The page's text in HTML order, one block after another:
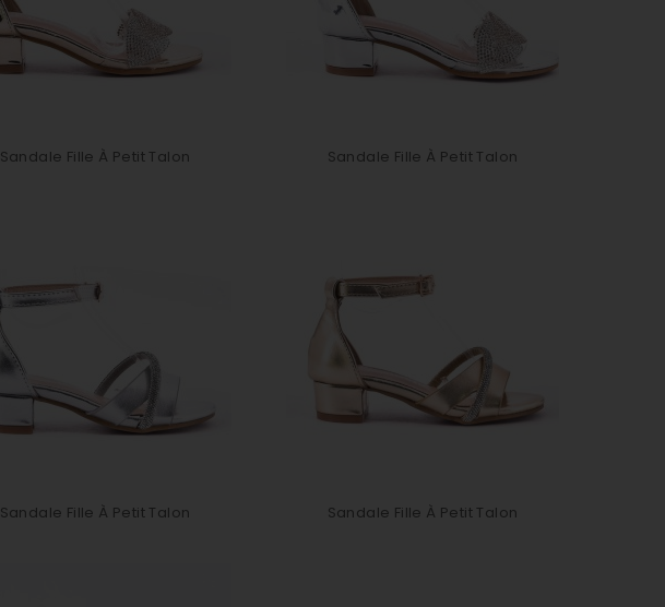
Sandale Fille À Petit Talon Sandale Fille À Petit Talon
Sandale Fille À Petit Talon Sandale Fille À Petit Talon